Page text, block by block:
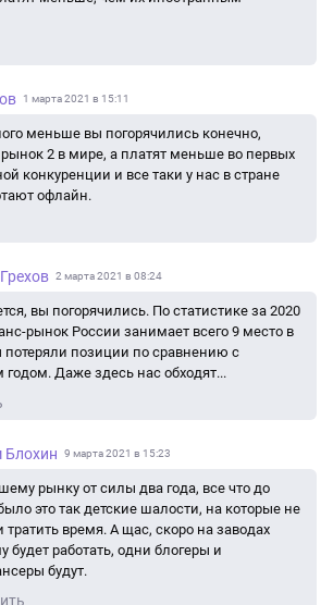
1 марта 2021 в 15:11
меньше вы погорячились конечно,
2 в мире, а платят меньше во первых
конкуренции и все таки у нас в стране
офлайн.
2 марта 2021 в 08:24
вы погорячились. По статистике за 2020
рынок России занимает всего 9 место в
позиции по сравнению с
Даже здесь нас обходят...
Блохин 9 марта 2021 в 15:23
рынку от силы два года, все что до
это так детские шалости, на которые не
тратить время. А щас, скоро на заводах
будет работать, одни блогеры и
будут.